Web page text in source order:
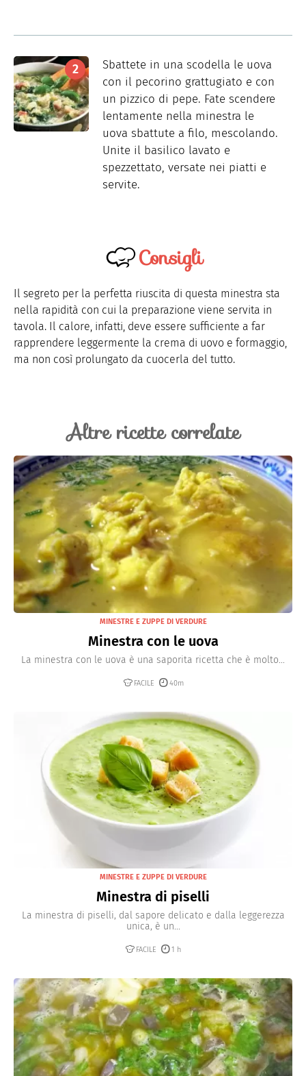
Sbattete in una scodella le uova
con il pecorino grattugiato e con
un pizzico di pepe. Fate scendere
lentamente nella minestra le
uova sbattute a filo, mescolando.
Unite il basilico lavato e
spezzettato, versate nei piatti e
servite.
Consigli
Il segreto per la perfetta riuscita di questa minestra sta
nella rapidità con cui la preparazione viene servita in
tavola. Il calore, infatti, deve essere sufficiente a far
rapprendere leggermente la crema di uovo e formaggio,
ma non così prolungato da cuocerla del tutto.
Altre ricette correlate
MINESTRE E ZUPPE DI VERDURE
Minestra con le uova
La minestra con le uova è una saporita ricetta che è molto...
FACILE 40m
MINESTRE E ZUPPE DI VERDURE
Minestra di piselli
La minestra di piselli, dal sapore delicato e dalla leggerezza
unica, è un...
FACILE 1 h